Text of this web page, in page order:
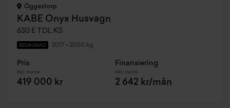
Öggestorp
KABE Onyx Husvagn
630 E TDL KS
BEGAGNAD 2017 • 2000 kg
Pris
Inkl. moms
419 000 kr
Finansiering
Inkl. moms
2 642 kr/mån